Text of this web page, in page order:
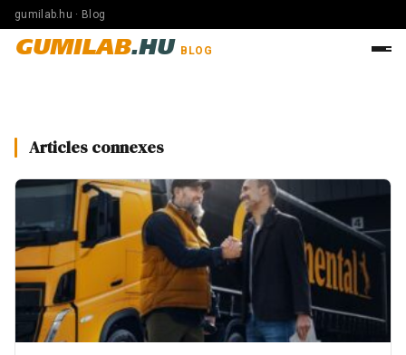
gumilab.hu · Blog
GUMILAB.HU BLOG
Articles connexes